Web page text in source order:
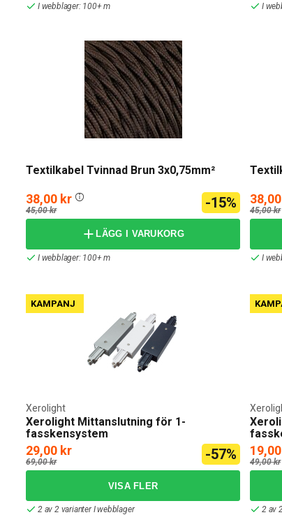
I webblager: 100+ m I
Textilkabel Tvinnad Brun 3x0,75mm²
38,00 kr
45,00 kr -15%
LÄGG I VARUKORG
I webblager: 100+ m
45,00 kr
I
KAMPANJ
Xerolight Mittanslutning för 1-
fasskensystem
Xerolight
29,00 kr
69,00 kr -57%
2 av 2 varianter I webblager
49,00 kr
2 av